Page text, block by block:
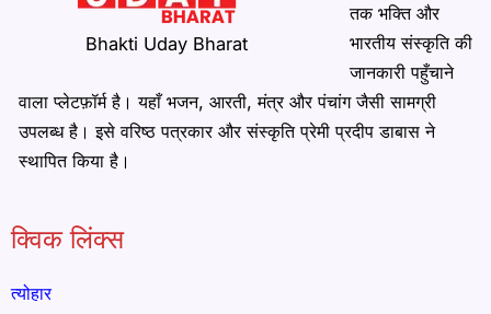
Bhakti Uday Bharat
तक भक्ति और
भारतीय संस्कृति की
जानकारी पहुँचाने
वाला प्लेटफ़ॉर्म है। यहाँ भजन, आरती, मंत्र और पंचांग जैसी सामग्री
उपलब्ध है। इसे वरिष्ठ पत्रकार और संस्कृति प्रेमी प्रदीप डाबास ने
स्थापित किया है।
क्विक लिंक्स
त्योहार